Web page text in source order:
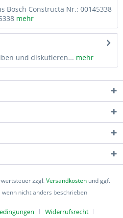
Bosch Constructa Nr.: 00145338
mehr
und diskutieren... mehr
zzgl.Versandkosten und ggf.
nicht anders beschrieben
Widerrufsrecht